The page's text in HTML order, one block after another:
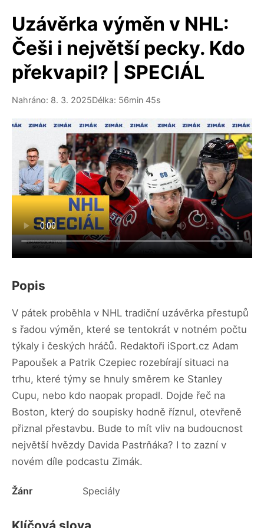
Uzávěrka výměn v NHL:
Češi i největší pecky. Kdo
překvapil? | SPECIÁL
Nahráno: 8. 3. 2025Délka: 56min 45s
Popis
V pátek proběhla v NHL tradiční uzávěrka přestupů
s řadou výměn, které se tentokrát v notném počtu
týkaly i českých hráčů. Redaktoři iSport.cz Adam
Papoušek a Patrik Czepiec rozebírají situaci na
trhu, které týmy se hnuly směrem ke Stanley
Cupu, nebo kdo naopak propadl. Dojde řeč na
Boston, který do soupisky hodně říznul, otevřeně
přiznal přestavbu. Bude to mít vliv na budoucnost
největší hvězdy Davida Pastrňáka? I to zazní v
novém díle podcastu Zimák.
Žánr Speciály